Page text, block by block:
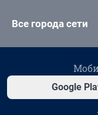
Все города сети
Google